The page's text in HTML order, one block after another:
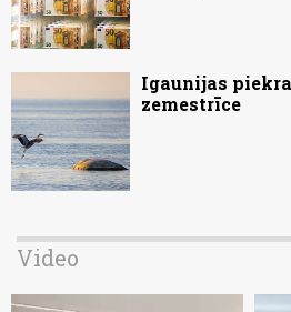
Igaunijas
zemestrīce
Video